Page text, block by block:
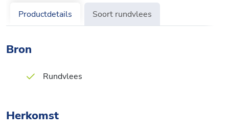
Productdetails Soort rundvlees
Bron
Rundvlees
Herkomst